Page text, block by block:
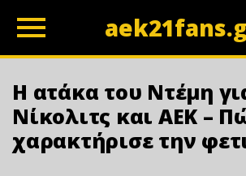
Η ατάκα του Ντέμη
Νίκολιτς και ΑΕΚ –
χαρακτήρισε την